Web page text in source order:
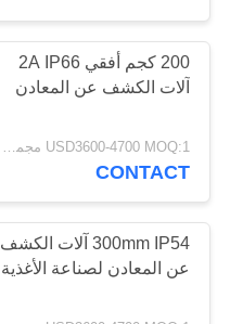
200 كجم أفقي 2A IP66
آلات الكشف عن المعادن
CONTACT
300mm IP54 آلات الكشف
عن المعادن لصناعة الأغذية